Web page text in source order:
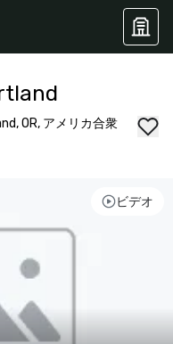
OR, アメリカ合衆
ビデオ